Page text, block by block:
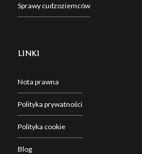
Sprawy cudzoziemców
LINKI
Nota prawna
Polityka prywatności
Polityka cookie
Blog